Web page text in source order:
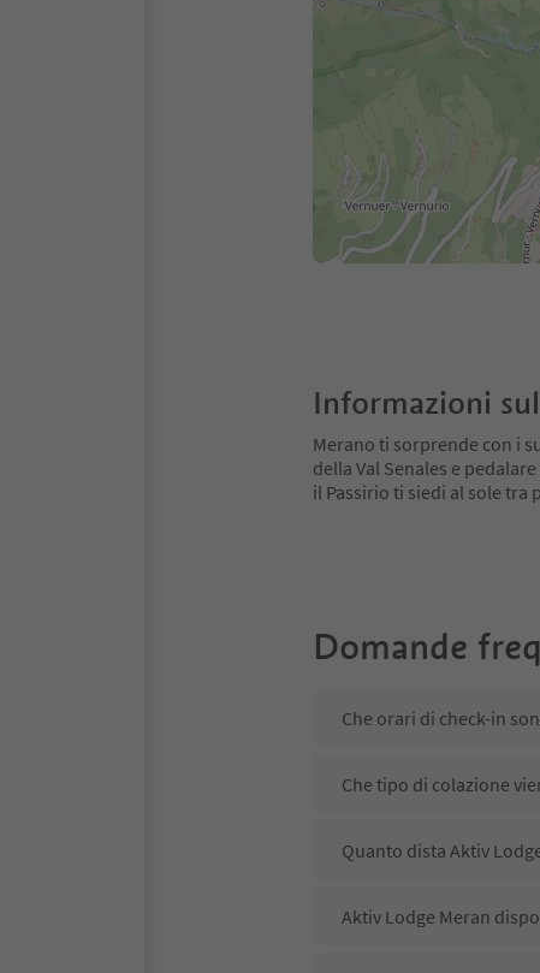
Informazioni
Merano ti sorprende con i
della Val Senales e
il Passirio ti siedi al sole tra
Domande
Che orari di check-in
Che tipo di colazione
Quanto dista Aktiv
Aktiv Lodge Meran